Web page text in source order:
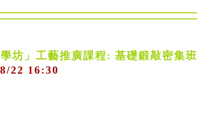
坊」工藝推廣課程: 基礎鍛敲密集班
22 16:30